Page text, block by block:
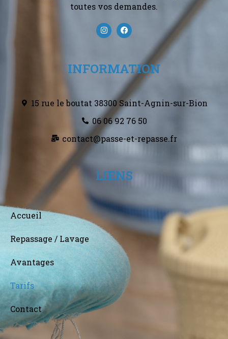
toutes vos demandes.
INFORMATION
15 rue le boutat 38300 Saint-Agnin-sur-Bion
06 06 92 76 50
contact@passe-et-repasse.fr
LIENS
Accueil
Repassage / Lavage
Avantages
Tarifs
Contact